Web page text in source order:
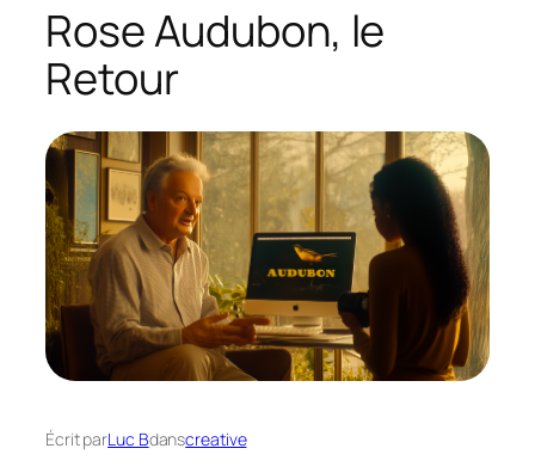
Rose Audubon, le
Retour
Écrit parLuc Bdanscreative